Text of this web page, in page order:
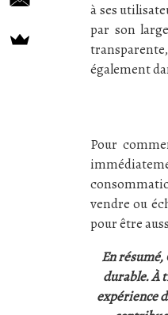
à ses
par son
également
Pour
vendre ou
pour être
En
durable. À
expérience